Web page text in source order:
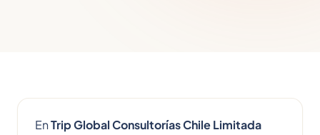
EnTrip Global Consultorías Chile Limitada